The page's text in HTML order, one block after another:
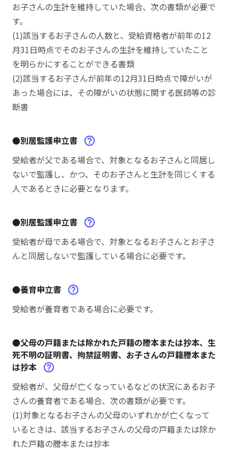
お子さんの生計を維持していた場合、次の書類が必要で
す。
(1)該当するお子さんの人数と、受給資格者が前年の12
月31日時点でそのお子さんの生計を維持していたこと
を明らかにすることができる書類
(2)該当するお子さんが前年の12月31日時点で障がいが
あった場合には、その障がいの状態に関する医師等の診
断書
●別居監護申立書
受給者が父である場合で、対象となるお子さんと同居し
ないで監護し、かつ、そのお子さんと生計を同じくする
人であるときに必要となります。
●別居監護申立書
受給者が母である場合で、対象となるお子さんとお子さ
んと同居しないで監護している場合に必要です。
●養育申立書
受給者が養育者である場合に必要です。
●父母の戸籍または除かれた戸籍の謄本または抄本、生
死不明の証明書、拘禁証明書、お子さんの戸籍謄本また
は抄本
受給者が、父母が亡くなっているなどの状況にあるお子
さんの養育者である場合、次の書類が必要です。
(1)対象となるお子さんの父母のいずれかが亡くなって
いるときは、該当するお子さんの父母の戸籍または除か
れた戸籍の謄本または抄本